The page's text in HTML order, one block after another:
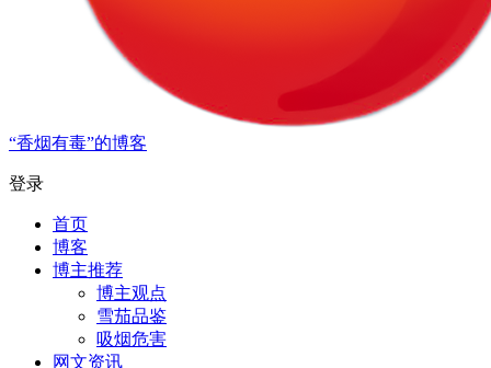
“香烟有毒”的博客
登录
首页
博客
博主推荐
博主观点
雪茄品鉴
吸烟危害
网文资讯